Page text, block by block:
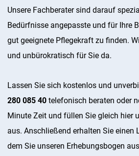
Unsere Fachberater sind darauf
Bedürfnisse angepasste und für Ihre
gut geeignete Pflegekraft zu finden.
und unbürokratisch für Sie da.
Lassen Sie sich kostenlos und
280 085 40 telefonisch beraten oder
Minute Zeit und füllen Sie gleich hier
aus. Anschließend erhalten Sie einen
dem Sie unseren Erhebungsbogen